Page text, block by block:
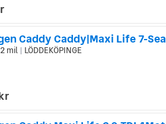
mil LÖDDEKÖPINGE